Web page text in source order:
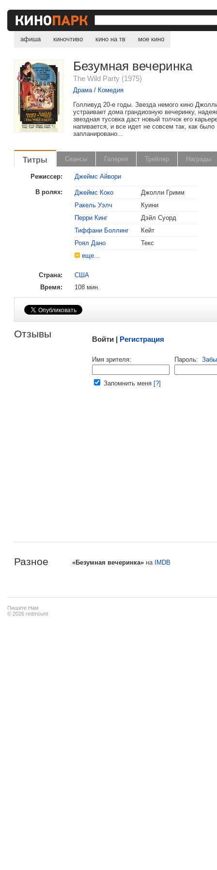
афиша киночтиво кино на тв мое кино
Безумная вечеринка
The Wild Party (1975)
Драма/ Комедия
Голливуд 20-е годы. Звезда немого кино
устраивает дома грандиозную вечеринку,
звездная тусовка даст новый толчок его
напивается, и все идет не совсем так, как было
запланировано...
Титры Сеансы Галерея Трейлер Награды
Режиссер: Джеймс Айвори
В ролях: Джеймс Коко
Джолли Гримм
Ракель Уэлч
Куини
Перри Кинг
Дэйл Суорд
Тиффани Боллинг
Кейт
Роял Дано
Текс
еще...
Страна:
США
Время:
108 мин.
Отзывы Войти | Регистрация
Имя зрителя: Пароль:
Запомнить меня [?]
Разное «Безумная вечеринка» на IMDB
Пишите Нам
© 2026 redmount